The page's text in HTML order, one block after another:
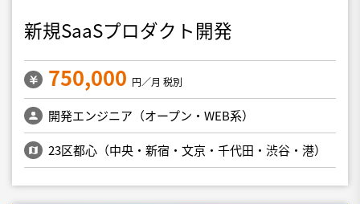
新規SaaSプロダクト開発
750,000 円／月 税別
開発エンジニア（オープン・WEB系）
23区都心（中央・新宿・文京・千代田・渋谷・港）